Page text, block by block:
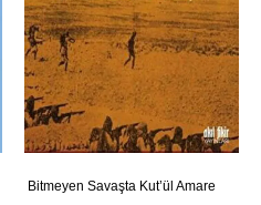
Bitmeyen Savaşta Kut’ül Amare